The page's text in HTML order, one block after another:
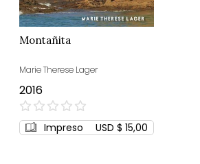
Montañita
Marie Therese Lager
2016
0%
Impreso USD $ 15,00